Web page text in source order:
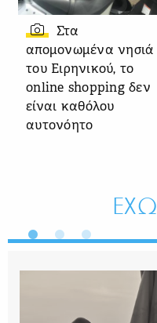
Στα
απομονωμένα νησιά
του Ειρηνικού, το
online shopping δεν
είναι καθόλου
αυτονόητο
ΕΧΩ